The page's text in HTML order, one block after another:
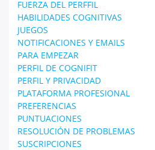
FUERZA DEL PERFFIL
HABILIDADES COGNITIVAS
JUEGOS
NOTIFICACIONES Y EMAILS
PARA EMPEZAR
PERFIL DE COGNIFIT
PERFIL Y PRIVACIDAD
PLATAFORMA PROFESIONAL
PREFERENCIAS
PUNTUACIONES
RESOLUCIÓN DE PROBLEMAS
SUSCRIPCIONES